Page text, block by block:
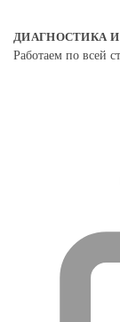
ДИАГНОСТИКА
Работаем по всей